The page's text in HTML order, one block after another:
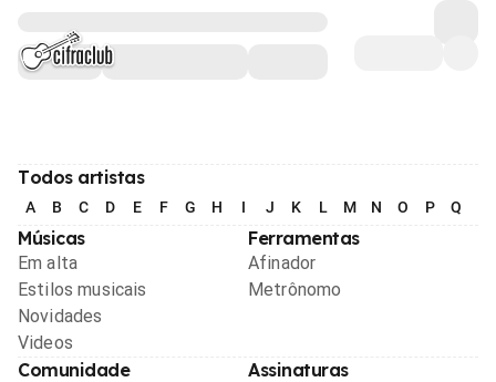
Todos artistas
A B C D E F G H I J K L M N O P Q
Músicas
Em alta
Estilos musicais
Novidades
Videos
Ferramentas
Afinador
Metrônomo
Comunidade Assinaturas